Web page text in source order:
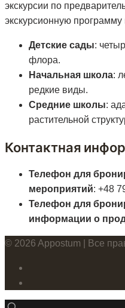
экскурсии по
экскурсионную программу
Детские сады:
флора.
Начальная школа:
редкие виды.
Средние школы:
растительной
Контактная
Телефон для
мероприятий: +48
Телефон для
информации о
© 2026 Appostum | Все